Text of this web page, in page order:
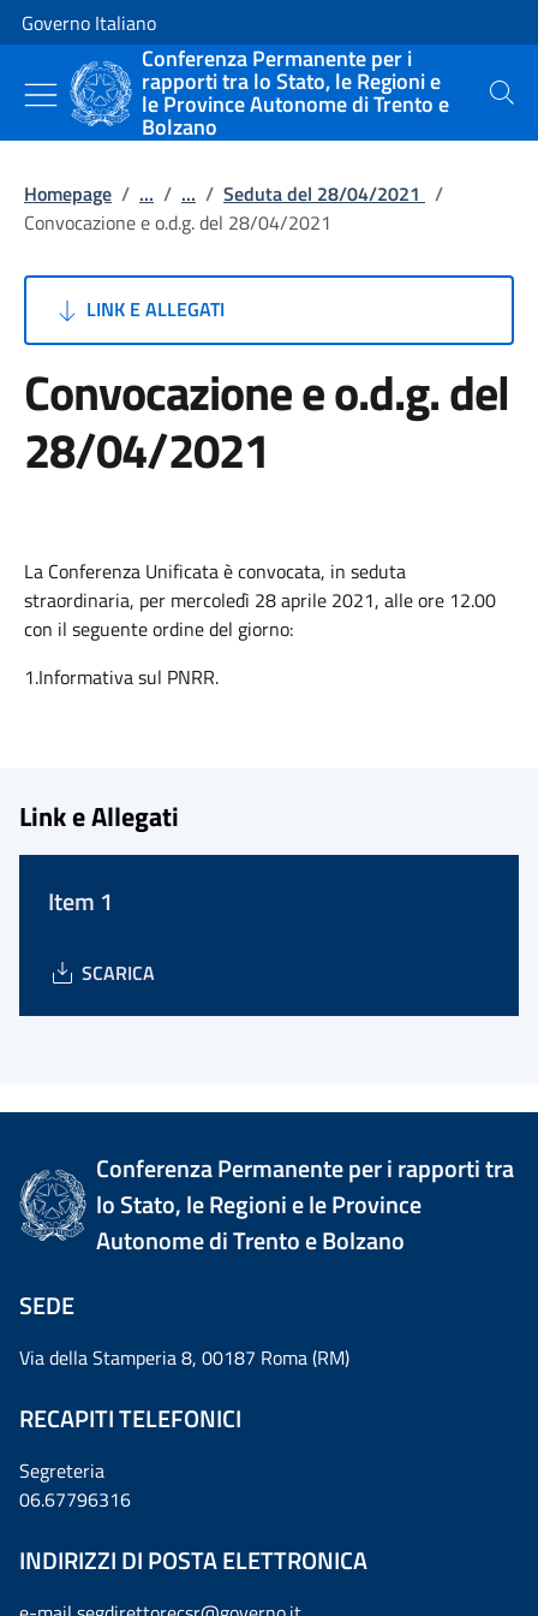
Vai al contenuto
Vai alla navigazione del sito
Governo Italiano
Conferenza Permanente per i
rapporti tra lo Stato, le Regioni e
le Province Autonome di Trento e
Bolzano
Cerca
Homepage / ... / ... / Seduta del 28/04/2021 /
Convocazione e o.d.g. del 28/04/2021
LINK E ALLEGATI
Convocazione e o.d.g. del
28/04/2021
La Conferenza Unificata è convocata, in seduta
straordinaria, per mercoledì 28 aprile 2021, alle ore 12.00
con il seguente ordine del giorno:
1.Informativa sul PNRR.
Link e Allegati
Item 1
SCARICA
Conferenza Permanente per i rapporti tra
lo Stato, le Regioni e le Province
Autonome di Trento e Bolzano
SEDE
Via della Stamperia 8, 00187 Roma (RM)
RECAPITI TELEFONICI
Segreteria
06.67796316
INDIRIZZI DI POSTA ELETTRONICA